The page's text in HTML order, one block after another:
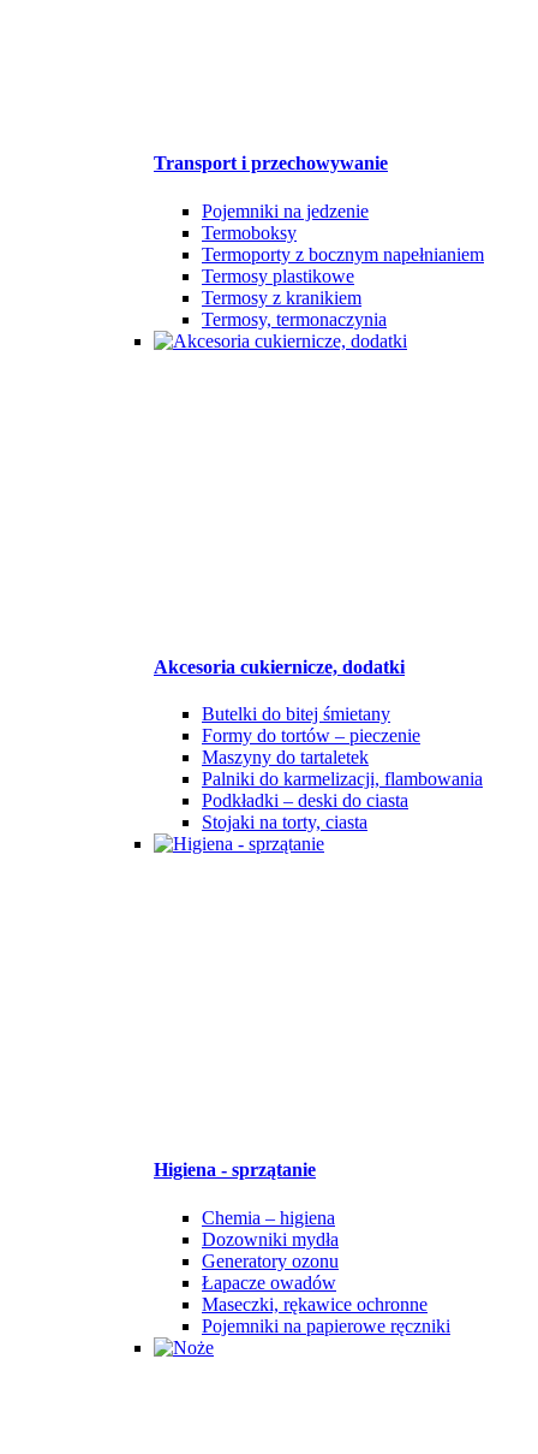
Transport i przechowywanie
Pojemniki na jedzenie
Termoboksy
Termoporty z bocznym napełnianiem
Termosy plastikowe
Termosy z kranikiem
Termosy, termonaczynia
Akcesoria cukiernicze, dodatki
Butelki do bitej śmietany
Formy do tortów – pieczenie
Maszyny do tartaletek
Palniki do karmelizacji, flambowania
Podkładki – deski do ciasta
Stojaki na torty, ciasta
Higiena - sprzątanie
Chemia – higiena
Dozowniki mydła
Generatory ozonu
Łapacze owadów
Maseczki, rękawice ochronne
Pojemniki na papierowe ręczniki